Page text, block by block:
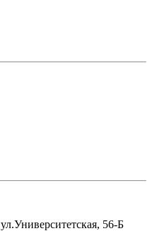
ул.Университетская, 56-Б